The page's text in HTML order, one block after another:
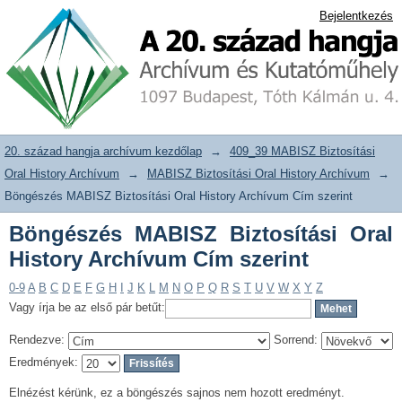
Böngészés MABISZ Biztosítási Oral
History Archívum Cím szerint
20. század hangja archívum adattár Bejelentkezés
20. század hangja archívum kezdőlap →
409_39 MABISZ Biztosítási
Oral History Archívum
→ MABISZ Biztosítási Oral History Archívum
→
Böngészés MABISZ Biztosítási Oral History Archívum Cím szerint
Böngészés MABISZ Biztosítási Oral
History Archívum Cím szerint
0-9 A B C D E F G H J K L M N O P Q R S T U V W X Y Z
Vagy írja be az első pár betűt:
Rendezve:
Sorrend:
Eredmények:
Elnézést kérünk, ez a böngészés sajnos nem hozott eredményt.